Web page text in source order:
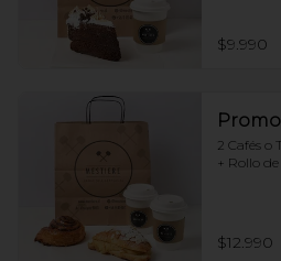
$9.990
2 Cafés o
+ Rollo
$12.990